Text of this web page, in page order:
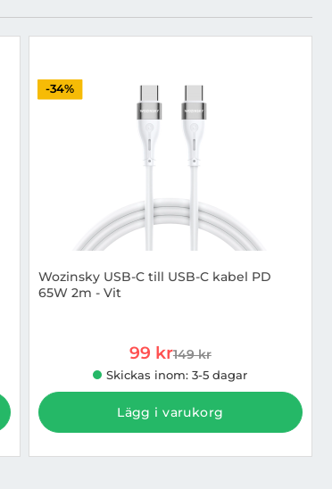
-34%
Wozinsky USB-C till USB-C kabel PD
65W 2m - Vit
rea pris
99 krtidigare pris
149 kr
Skickas inom: 3-5 dagar
Lägg i varukorg